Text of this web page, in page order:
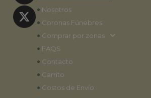
• Nosotros
• Coronas Fúnebres
• Comprar por zonas
• FAQS
• Contacto
• Carrito
• Costos de Envío